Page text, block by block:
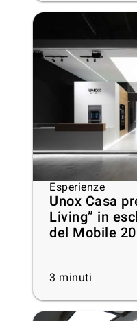
Esperienze
Unox Casa
Living” in
del Mobile
3 minuti